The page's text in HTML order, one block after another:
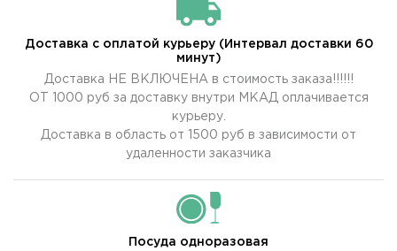
Доставка с оплатой курьеру (Интервал доставки 60
минут)
Доставка НЕ ВКЛЮЧЕНА в стоимость заказа!!!!!!
ОТ 1000 руб за доставку внутри МКАД оплачивается
курьеру.
Доставка в область от 1500 руб в зависимости от
удаленности заказчика
Посуда одноразовая